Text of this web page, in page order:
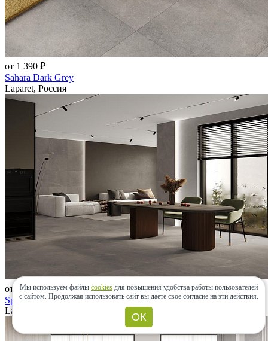
от 1 390 ₽
Sahara Dark Grey
Laparet, Россия
от 2 790 ₽
Splash Grey
Laparet, Россия
Мы используем файлы cookies для повышения удобства работы пользователей
с сайтом. Продолжая использовать сайт вы даете свое согласие на эти действия.
ОК